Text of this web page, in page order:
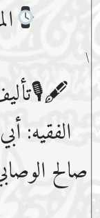
\
الفقيه:
صالح